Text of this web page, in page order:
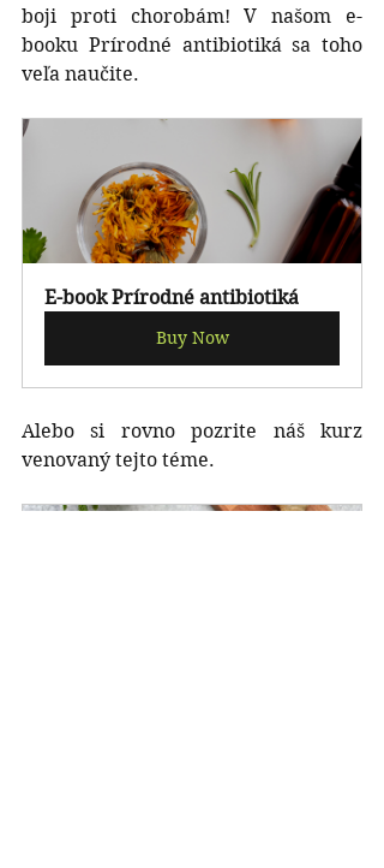
boji proti chorobám! V našom e-
booku Prírodné antibiotiká sa toho
veľa naučite.
E-book Prírodné antibiotiká
Buy Now
Alebo si rovno pozrite náš kurz
venovaný tejto téme.